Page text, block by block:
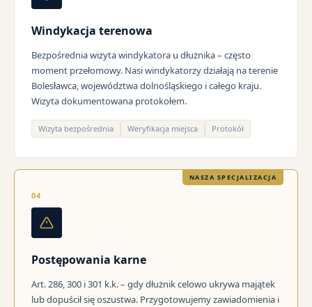
Windykacja terenowa
Bezpośrednia wizyta windykatora u dłużnika – często
moment przełomowy. Nasi windykatorzy działają na terenie
Bolesławca, województwa dolnośląskiego i całego kraju.
Wizyta dokumentowana protokołem.
Wizyta bezpośrednia Weryfikacja miejsca Protokół
NASZA SPECJALIZACJA
04
Postępowania karne
Art. 286, 300 i 301 k.k. – gdy dłużnik celowo ukrywa majątek
lub dopuścił się oszustwa. Przygotowujemy zawiadomienia i